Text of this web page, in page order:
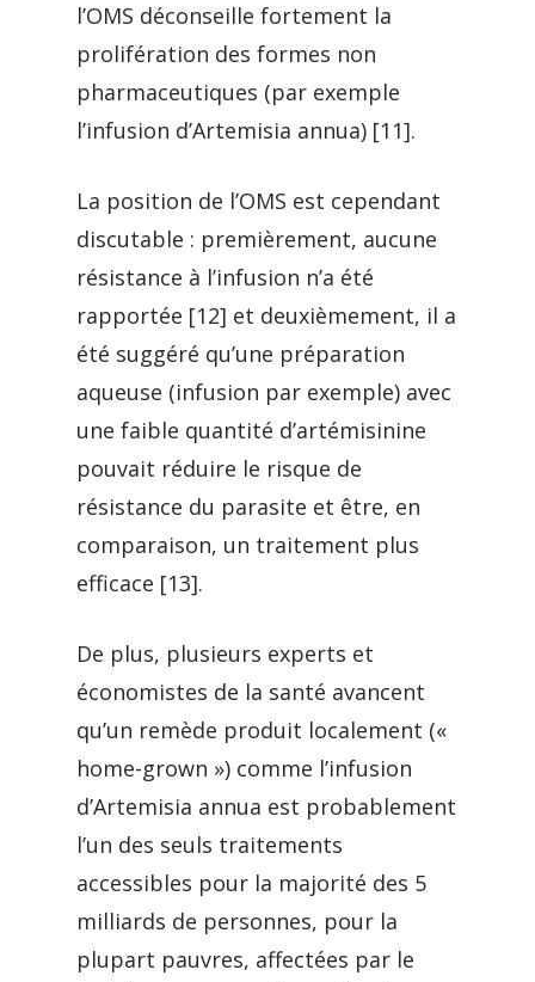
l’OMS déconseille fortement la
prolifération des formes non
pharmaceutiques (par exemple
l’infusion d’Artemisia annua) [11].
La position de l’OMS est cependant
discutable : premièrement, aucune
résistance à l’infusion n’a été
rapportée [12] et deuxièmement, il a
été suggéré qu’une préparation
aqueuse (infusion par exemple) avec
une faible quantité d’artémisinine
pouvait réduire le risque de
résistance du parasite et être, en
comparaison, un traitement plus
efficace [13].
De plus, plusieurs experts et
économistes de la santé avancent
qu’un remède produit localement («
home-grown ») comme l’infusion
d’Artemisia annua est probablement
l’un des seuls traitements
accessibles pour la majorité des 5
milliards de personnes, pour la
plupart pauvres, affectées par le